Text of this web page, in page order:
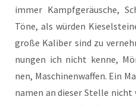
immer Kampf­ge­räu­sche,
Töne, als wür­den
gro­ße Kali­ber sind zu
nun­gen ich nicht ken­ne,
nen, Maschi­nen­waf­fen. Ein
na­men an die­ser Stel­le